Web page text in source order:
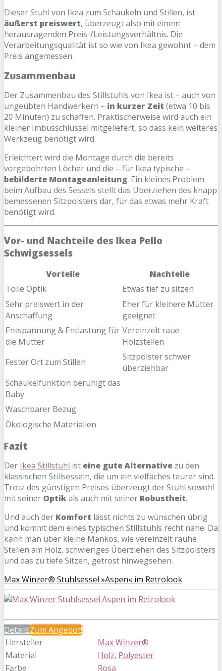
Dieser Stuhl von Ikea zum Schaukeln und Stillen, ist
äußerst preiswert, überzeugt also mit einem
herausragenden Preis-/Leistungsverhältnis. Die
Verarbeitungsqualität ist so wie von Ikea gewohnt – dem
Preis angemessen.
Zusammenbau
Der Zusammenbau des Stillstuhls von Ikea ist – auch von
ungeübten Handwerkern – in kurzer Zeit (etwa 10 bis
20 Minuten) zu schaffen. Praktischerweise wird auch ein
kleiner Imbusschlüssel mitgeliefert, so dass kein weiteres
Werkzeug benötigt wird.
Erleichtert wird die Montage durch die bereits
vorgebohrten Löcher und die – für Ikea typische –
bebilderte Montageanleitung. Ein kleines Problem
beim Aufbau des Sessels stellt das Überziehen des knapp
bemessenen Sitzpolsters dar, für das etwas mehr Kraft
benötigt wird.
Vor- und Nachteile des Ikea Pello
Schwigsessels
Vorteile
Nachteile
Tolle Optik
Etwas tief zu sitzen
Sehr preiswert in der
Anschaffung
Eher für kleinere Mütter
geeignet
Entspannung & Entlastung für
die Mutter
Vereinzelt raue
Holzstellen
Fester Ort zum Stillen
Sitzpolster schwer
überziehbar
Schaukelfunktion beruhigt das
Baby
Waschbarer Bezug
Ökologische Materialien
Fazit
Der Ikea Stillstuhl ist eine gute Alternative zu den
klassischen Stillsesseln, die um ein vielfaches teurer sind.
Trotz des günstigen Preises überzeugt der Stuhl sowohl
mit seiner Optikals auch mit seiner Robustheit.
Und auch der Komfort lässt nichts zu wünschen übrig
und kommt dem eines typischen Stillstuhls recht nahe. Da
kann man über kleine Mankos, wie vereinzelt rauhe
Stellen am Holz, schwieriges Überziehen des Sitzpolsters
und das zu tiefe Sitzen, getrost hinwegsehen.
Max Winzer® Stuhlsessel »Aspen« im Retrolook
DetailsZum Angebot!
Hersteller
Max Winzer®
Material
Holz, Polyester
Farbe
Rosa